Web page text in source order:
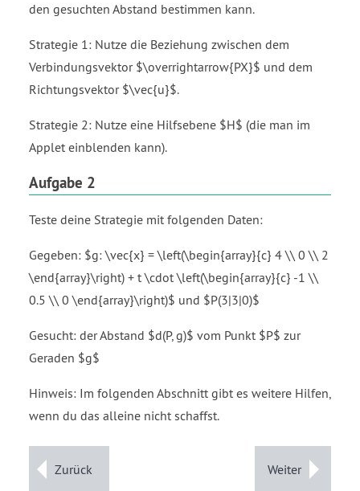
den gesuchten Abstand bestimmen kann.
Strategie 1: Nutze die Beziehung zwischen dem
Verbindungsvektor $\overrightarrow{PX}$ und dem
Richtungsvektor $\vec{u}$.
Strategie 2: Nutze eine Hilfsebene $H$ (die man im
Applet einblenden kann).
Aufgabe 2
Teste deine Strategie mit folgenden Daten:
Gegeben: $g: \vec{x} = \left(\begin{array}{c} 4 \\ 0 \\ 2
\end{array}\right) + t \cdot \left(\begin{array}{c} -1 \\
0.5 \\ 0 \end{array}\right)$ und $P(3|3|0)$
Gesucht: der Abstand $d(P, g)$ vom Punkt $P$ zur
Geraden $g$
Hinweis: Im folgenden Abschnitt gibt es weitere Hilfen,
wenn du das alleine nicht schaffst.
Zurück Weiter